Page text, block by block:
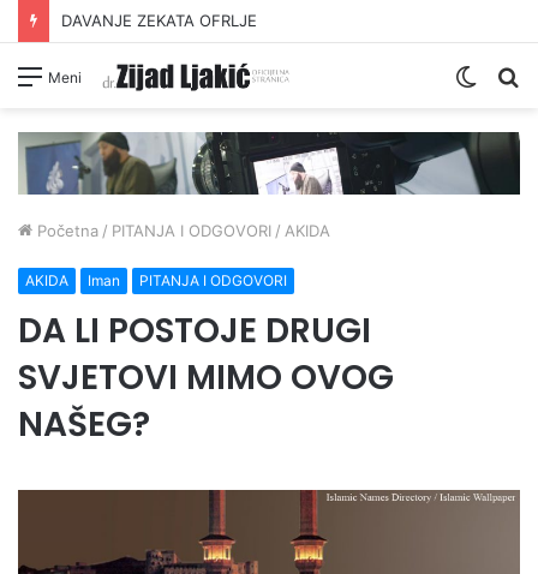
DAVANJE ZEKATA OFRLJE
Meni
Switch
Početna / PITANJA I ODGOVORI / AKIDA
AKIDA Iman PITANJA I ODGOVORI
DA LI POSTOJE DRUGI
SVJETOVI MIMO OVOG
NAŠEG?